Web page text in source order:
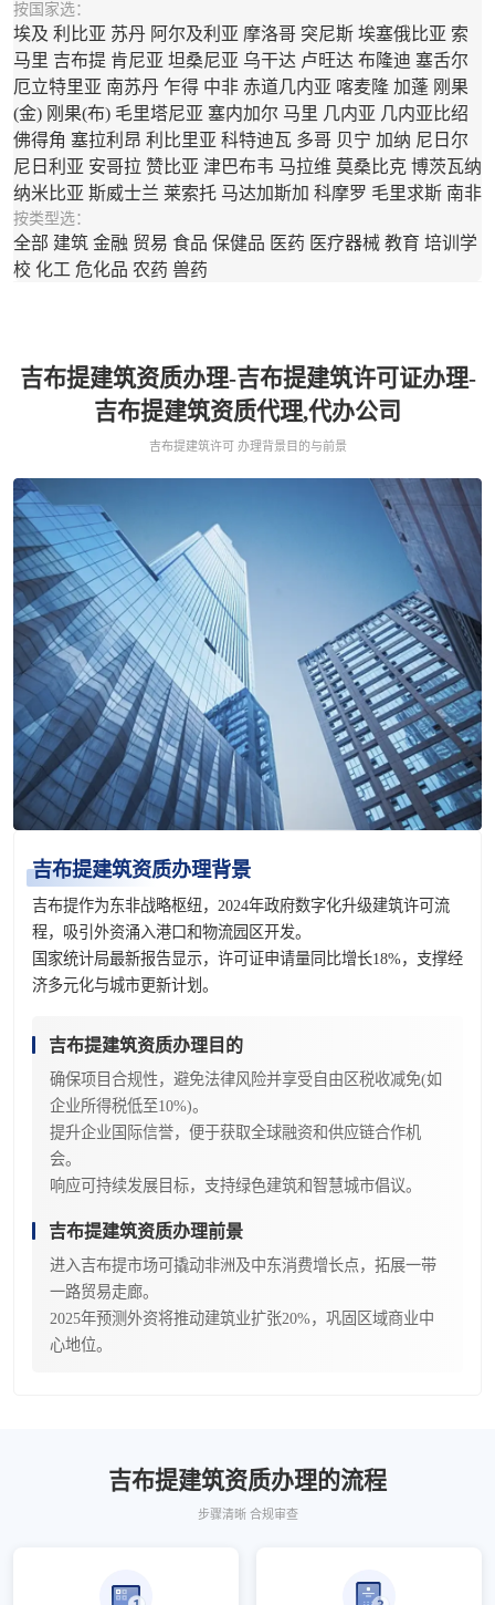
按国家选：
埃及 利比亚 苏丹 阿尔及利亚 摩洛哥 突尼斯 埃塞俄比亚 索
马里 吉布提 肯尼亚 坦桑尼亚 乌干达 卢旺达 布隆迪 塞舌尔
厄立特里亚 南苏丹 乍得 中非 赤道几内亚 喀麦隆 加蓬 刚果
(金) 刚果(布) 毛里塔尼亚 塞内加尔 马里 几内亚 几内亚比绍
佛得角 塞拉利昂 利比里亚 科特迪瓦 多哥 贝宁 加纳 尼日尔
尼日利亚 安哥拉 赞比亚 津巴布韦 马拉维 莫桑比克 博茨瓦纳
纳米比亚 斯威士兰 莱索托 马达加斯加 科摩罗 毛里求斯 南非
按类型选：
全部 建筑 金融 贸易 食品 保健品 医药 医疗器械 教育 培训学
校 化工 危化品 农药 兽药
吉布提建筑资质办理-吉布提建筑许可证办理-
吉布提建筑资质代理,代办公司
吉布提建筑许可 办理背景目的与前景
吉布提建筑资质办理背景
吉布提作为东非战略枢纽，2024年政府数字化升级建筑许可流
程，吸引外资涌入港口和物流园区开发。
国家统计局最新报告显示，许可证申请量同比增长18%，支撑经
济多元化与城市更新计划。
吉布提建筑资质办理目的
确保项目合规性，避免法律风险并享受自由区税收减免(如
企业所得税低至10%)。
提升企业国际信誉，便于获取全球融资和供应链合作机
会。
响应可持续发展目标，支持绿色建筑和智慧城市倡议。
吉布提建筑资质办理前景
进入吉布提市场可撬动非洲及中东消费增长点，拓展一带
一路贸易走廊。
2025年预测外资将推动建筑业扩张20%，巩固区域商业中
心地位。
吉布提建筑资质办理的流程
步骤清晰 合规审查